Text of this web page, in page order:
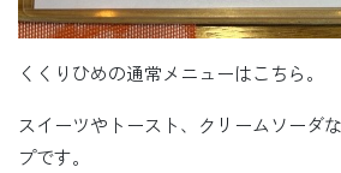
くくりひめの通常メニューはこちら。
スイーツやトースト、クリームソーダ
プです。